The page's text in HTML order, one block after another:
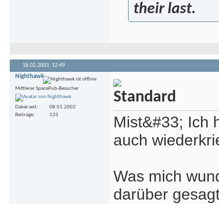
their last.
16.02.2003, 12:49
Nighthawk
Mittlerer SpacePub-Besucher
Dabei seit
08.01.2002
Beiträge
133
Mist&#33; Ich
auch
Was mich
darüber